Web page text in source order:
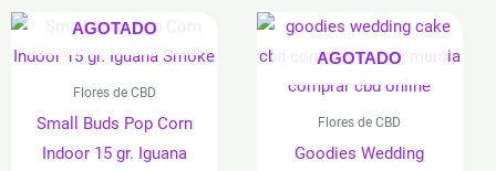
AGOTADO
Flores de CBD
Small Buds Pop Corn
Indoor 15 gr. Iguana
Rango
precios:
hasta
40,00€
AGOTADO
Flores de CBD
Goodies Wedding
Rango
de
precios:
15,00€